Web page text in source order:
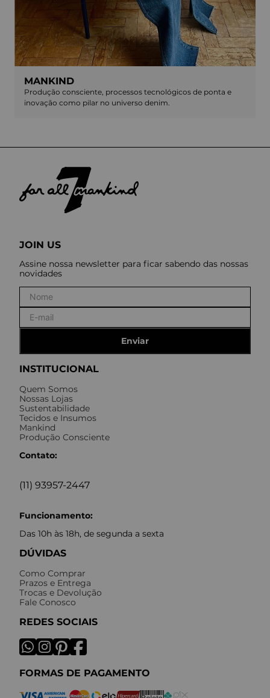
MANKIND
Produção consciente, processos tecnológicos de ponta e
inovação como pilar no universo denim.
INSTITUCIONAL
Quem Somos
Nossas Lojas
Sustentabilidade
Tecidos e Insumos
Mankind
Produção Consciente
Contato:
(11) 93957-2447
Funcionamento:
Das 10h às 18h, de segunda a sexta
DÚVIDAS
Como Comprar
Prazos e Entrega
Trocas e Devolução
Fale Conosco
REDES SOCIAIS
FORMAS DE PAGAMENTO
JOIN US
Assine nossa newsletter para ficar sabendo das nossas
novidades
Enviar